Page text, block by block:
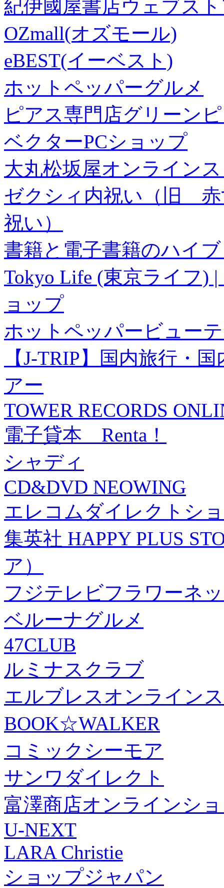
紀伊國屋書店ウェブス
OZmall(オズモール)
eBEST(イーベスト)
ホットペッパーグルメ
ピアス専門店グリーン
ベクターPCショップ
大丸松坂屋オンライン
ゼクシィ内祝い（旧 赤
祝い）
書籍と電子書籍のハイ
Tokyo Life (東京ライフ)
ョップ
ホットペッパービュー
【J-TRIP】国内旅行・
アー
TOWER RECORDS
電子貸本 Renta！
シャディ
CD&DVD NEOWING
エレコムダイレクトシ
集英社 HAPPY PLUS
ア）
フジテレビフラワーネ
ベルーナグルメ
47CLUB
ルミナスクラブ
エルブレスオンライン
BOOK☆WALKER
コミックシーモア
サンワダイレクト
富澤商店オンラインシ
U-NEXT
LARA Christie
ショップジャパン